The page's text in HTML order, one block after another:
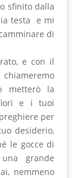
sfinito dalla
testa e mi
di
e con il
metterò la
e i tuoi
per
desiderio,
le gocce di
grande
nemmeno